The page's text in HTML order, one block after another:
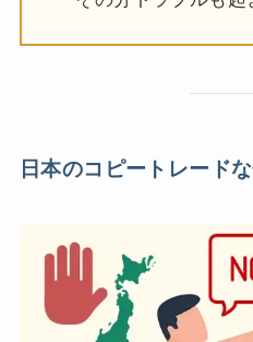
日本のコピートレード